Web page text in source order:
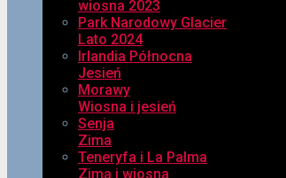
wiosna 2023
Park Narodowy Glacier
Lato 2024
Irlandia Północna
Jesień
Morawy
Wiosna i jesień
Senja
Zima
Teneryfa i La Palma
Zima i wiosna